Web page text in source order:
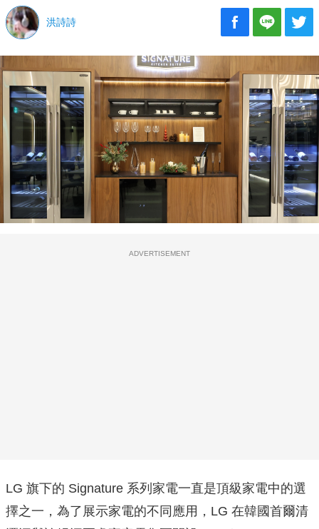
洪詩詩
ADVERTISEMENT
LG 旗下的 Signature 系列家電一直是頂級家電中的選
擇之一，為了展示家電的不同應用，LG 在韓國首爾清